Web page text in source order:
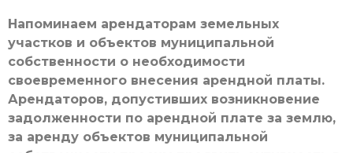
Напоминаем арендаторам земельных
участков и объектов муниципальной
собственности о необходимости
своевременного внесения арендной платы.
Арендаторов, допустивших возникновение
задолженности по арендной плате за землю,
за аренду объектов муниципальной